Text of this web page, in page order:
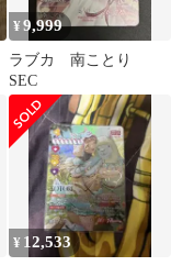
¥9,999
ラブカ 南ことり
SEC
¥ 12,533